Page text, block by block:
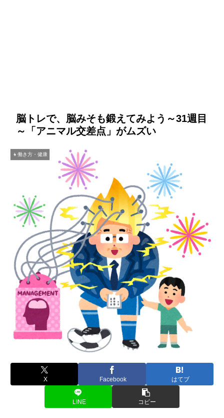
脳トレで、脳みそも鍛えてみよう～31週目
～「アニマル交差点」がムズい
👧働き方・健康
X Facebook はてブ
LINE コピー